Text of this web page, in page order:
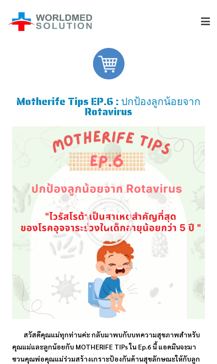
Motherife Tips EP.6 : ปกป้องลูกน้อยจาก
Rotavirus
สวัสดีคุณแม่ทุกท่านค่ะ กลับมาพบกับบทความสุขภาพสำหรับ
คุณแม่และลูกน้อยกับ MOTHERIFE TIPs ใน Ep.6 นี้ แอดมินจะมา
ชวนคุณพ่อคุณแม่ร่วมสร้างเกราะป้องกันด้านสุขลักษณะให้กับลูก